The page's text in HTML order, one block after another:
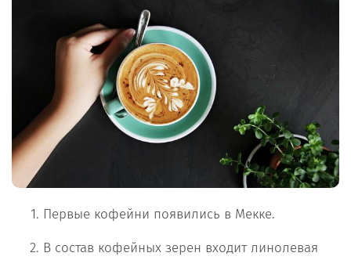
Первые кофейни появились в Мекке.
В состав кофейных зерен входит линолевая